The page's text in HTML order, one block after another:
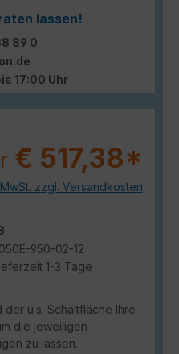
lassen!
89 0
17:00 Uhr
€ 517,38*
zzgl. Versandkosten
950-02-12
1-3 Tage
u.s. Schaltfläche Ihre
die jeweiligen
zu lassen.